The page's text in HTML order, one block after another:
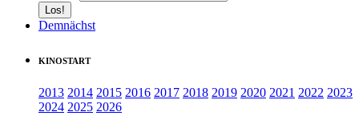
Demnächst
KINOSTART
2013 2014 2015 2016 2017 2018 2019 2020 2021 2022 2023
2024 2025 2026